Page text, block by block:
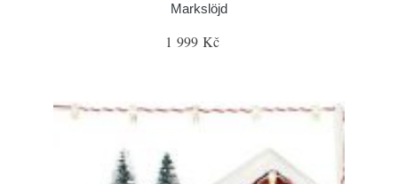
Markslöjd
1 999 Kč